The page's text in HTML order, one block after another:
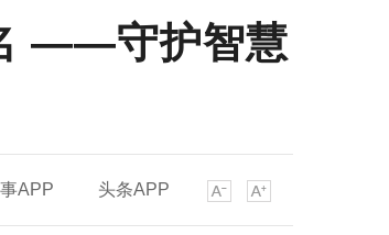
——守护智慧
APP 头条APP